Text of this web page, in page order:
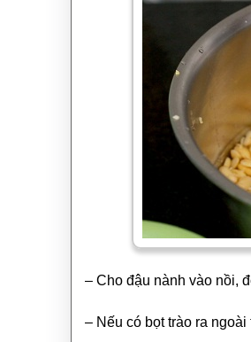
– Cho đậu nành vào nồi,
– Nếu có bọt trào ra